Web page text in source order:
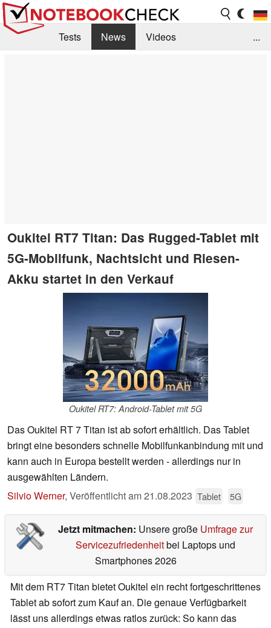
Tests News
Videos
...
Oukitel RT7 Titan: Das Rugged-Tablet mit
5G-Mobilfunk, Nachtsicht und Riesen-
Akku startet in den Verkauf
Oukitel RT7: Android-Tablet mit 5G
Das Oukitel RT 7 Titan ist ab sofort erhältlich. Das Tablet
bringt eine besonders schnelle Mobilfunkanbindung mit und
kann auch in Europa bestellt werden - allerdings nur in
ausgewählten Ländern.
Silvio Werner, Veröffentlicht am21.08.2023 Tablet 5G
Jetzt mitmachen: Unsere große Umfrage zur
Servicezufriedenheitbei Laptops und
Smartphones 2026
Mit dem RT7 Titan bietet Oukitel ein recht fortgeschrittenes
Tablet ab sofort zum Kauf an. Die genaue Verfügbarkeit
lässt uns allerdings etwas ratlos zurück: So kann das